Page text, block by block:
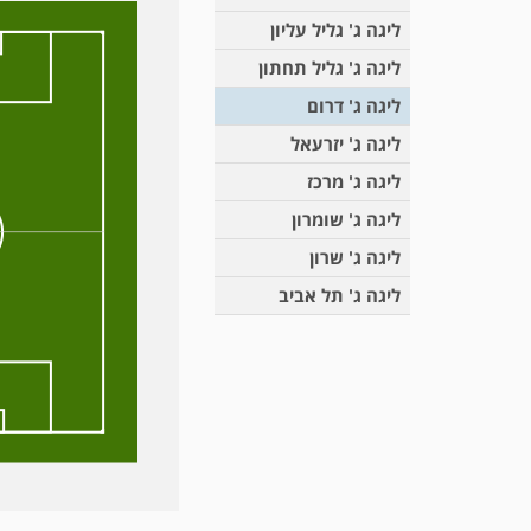
ליגה ג' גליל עליון
ליגה ג' גליל תחתון
ליגה ג' דרום
ליגה ג' יזרעאל
ליגה ג' מרכז
ליגה ג' שומרון
ליגה ג' שרון
ליגה ג' תל אביב